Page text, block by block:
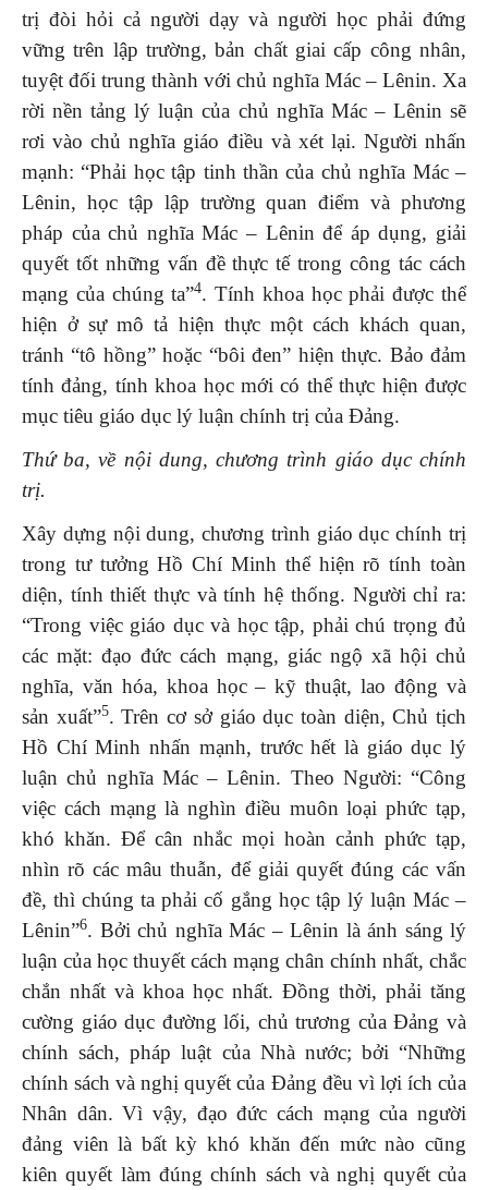
trị đòi hỏi cả người dạy và người học phải đứng
vững trên lập trường, bản chất giai cấp công nhân,
tuyệt đối trung thành với chủ nghĩa Mác – Lênin. Xa
rời nền tảng lý luận của chủ nghĩa Mác – Lênin sẽ
rơi vào chủ nghĩa giáo điều và xét lại. Người nhấn
mạnh: “Phải học tập tinh thần của chủ nghĩa Mác –
Lênin, học tập lập trường quan điểm và phương
pháp của chủ nghĩa Mác – Lênin để áp dụng, giải
quyết tốt những vấn đề thực tế trong công tác cách
mạng của chúng ta”4. Tính khoa học phải được thể
hiện ở sự mô tả hiện thực một cách khách quan,
tránh “tô hồng” hoặc “bôi đen” hiện thực. Bảo đảm
tính đảng, tính khoa học mới có thể thực hiện được
mục tiêu giáo dục lý luận chính trị của Đảng.
Thứ ba, về nội dung, chương trình giáo dục chính
trị.
Xây dựng nội dung, chương trình giáo dục chính trị
trong tư tưởng Hồ Chí Minh thể hiện rõ tính toàn
diện, tính thiết thực và tính hệ thống. Người chỉ ra:
“Trong việc giáo dục và học tập, phải chú trọng đủ
các mặt: đạo đức cách mạng, giác ngộ xã hội chủ
nghĩa, văn hóa, khoa học – kỹ thuật, lao động và
sản xuất”5. Trên cơ sở giáo dục toàn diện, Chủ tịch
Hồ Chí Minh nhấn mạnh, trước hết là giáo dục lý
luận chủ nghĩa Mác – Lênin. Theo Người: “Công
việc cách mạng là nghìn điều muôn loại phức tạp,
khó khǎn. Để cân nhắc mọi hoàn cảnh phức tạp,
nhìn rõ các mâu thuẫn, để giải quyết đúng các vấn
đề, thì chúng ta phải cố gắng học tập lý luận Mác –
Lênin”6. Bởi chủ nghĩa Mác – Lênin là ánh sáng lý
luận của học thuyết cách mạng chân chính nhất, chắc
chắn nhất và khoa học nhất. Đồng thời, phải tăng
cường giáo dục đường lối, chủ trương của Đảng và
chính sách, pháp luật của Nhà nước; bởi “Những
chính sách và nghị quyết của Đảng đều vì lợi ích của
Nhân dân. Vì vậy, đạo đức cách mạng của người
đảng viên là bất kỳ khó khăn đến mức nào cũng
kiên quyết làm đúng chính sách và nghị quyết của